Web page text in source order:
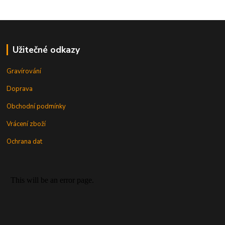
Užitečné odkazy
Gravírování
Doprava
Obchodní podmínky
Vrácení zboží
Ochrana dat